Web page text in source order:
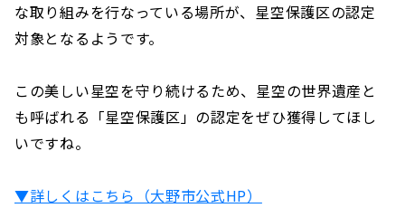
な取り組みを行なっている場所が、星空保護区の認定
対象となるようです。
この美しい星空を守り続けるため、星空の世界遺産と
も呼ばれる「星空保護区」の認定をぜひ獲得してほし
いですね。
▼詳しくはこちら（大野市公式HP）